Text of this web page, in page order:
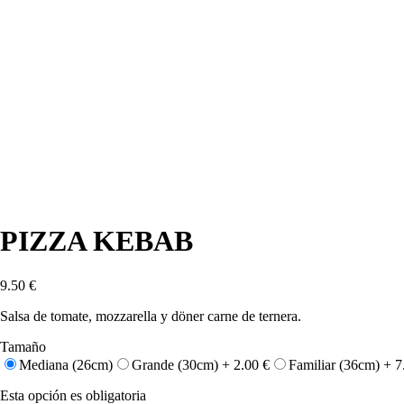
PIZZA KEBAB
9.50 €
Salsa de tomate, mozzarella y döner carne de ternera.
Tamaño
Mediana (26cm)
Grande (30cm) + 2.00 € Familiar (36cm) +
Esta opción es obligatoria